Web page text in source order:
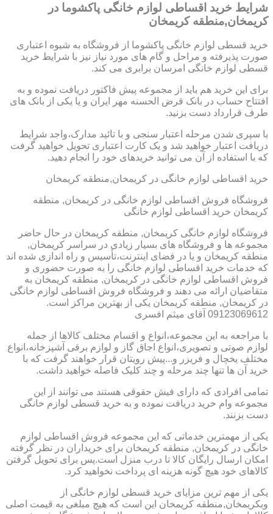
شرایط خرید اقساطی لوازم خانگی پاکشوما در
کریمخان,منطقه کریمخان
خرید قسطی لوازم خانگی پاکشوما از فروشگاه به شیوه اعتباری
صورت پذیرفته و مراحل و گام های مورد نیاز نیز با شرایط خرید
قسطی لوازم خانگی امرسان برابری می کند.
برای این خرید هم باید از مجموعه پیش فاکتور دریافت نموده و به
افتتاح حساب در بانک قرض الحسنه مهر ایران و یا یکی از بانک های
طرف قرارداد دست بزنید.
با سپری شدن مرحله اعتبار سنجی و با تائید مدارک،واجد شرایط
دریافت اعتبار خواهید شد و یک کارت اعتباری تحویل خواهید گرفت
که با استفاده از آن می توانید خریدهای خود را انجام دهید.
خرید اقساطی لوازم خانگی در کریمخان,منطقه کریمخان
فروشگاه فروش اقساطی لوازم خانگی در کریمخان, منطقه
کریمخان خرید اقساطی لوازم خانگی
فروشگاه لوازم خانگی کریمخان, منطقه کریمخان در حال حاضر
مجموعه ها و فروشگاه های بسیار زیادی در سراسر کریمخان,
منطقه کریمخان و یا در فضای اینترنت،تأسیس و راه اندازی شده اند
که خدمات خرید اقساطی لوازم خانگی را به صورت حضوری و
فروش اقساطی لوازم خانگی در کریمخان, منطقه کریمخان به
متقاضیان ارائه می دهند و فروشگاه فروش اقساطی لوازم خانگی
در کریمخان, منطقه کریمخان یکی از بهترین مراکز است.
09123069612 آقای میثم افسری
با مراجعه به این مجموعه،انواع و اقسام مختلف کالاها از جمله
لوازم صوتی و تصویری،انواع اجاق گاز و لوازم برقی آشپزخانه،انواع
مختلف یخچال و فریزر و...پیش رویتان قرار خواهند گرفت که با
خرید آن ها تنها چند مرحله و چند کلیک فاصله خواهید داشت.
تمامی افرادی که دارای فیش حقوقی هستند می توانند از این
مجموعه وام خرید دریافت نموده و به خرید قسطی لوازم خانگی
دست بزنند.
یکی از مهمترین خدماتی که این مجموعه فروش اقساطی لوازم
خانگی در کریمخان, منطقه کریمخان برای خریداران در نظر گرفته
امکان ارسال رایگان کالا تا درب منزل است.پس برای تحویل گرفتن
کالاهای خود هیچ گونه هزینه ای پرداخت نخواهید کرد.
یکی از مهم ترین مزایای خرید قسطی لوازم خانگی از
وبکریمخان,منطقه کریمخان این است که هیچ مبلغی به قیمت اصلی